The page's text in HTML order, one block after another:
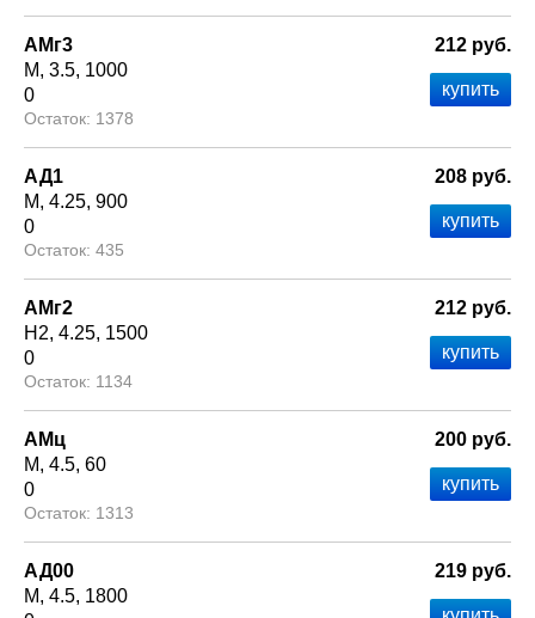
АМг3
М 3.5 1000
0
1378
212 руб.
АД1
М 4.25 900
0
435
208 руб.
АМг2
Н2 4.25 1500
0
1134
212 руб.
АМц
М 4.5 60
0
1313
200 руб.
АД00
М 4.5 1800
219 руб.